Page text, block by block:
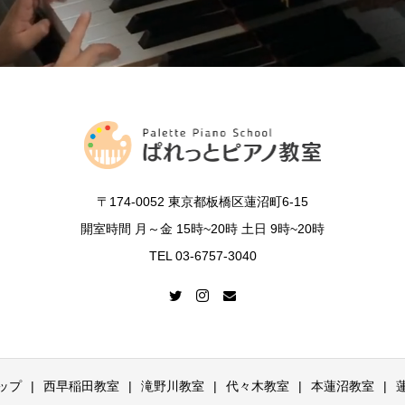
〒174-0052 東京都板橋区蓮沼町6-15
開室時間 月～金 15時~20時 土日 9時~20時
TEL 03-6757-3040
プ 西早稲田教室 滝野川教室 代々木教室 本蓮沼教室